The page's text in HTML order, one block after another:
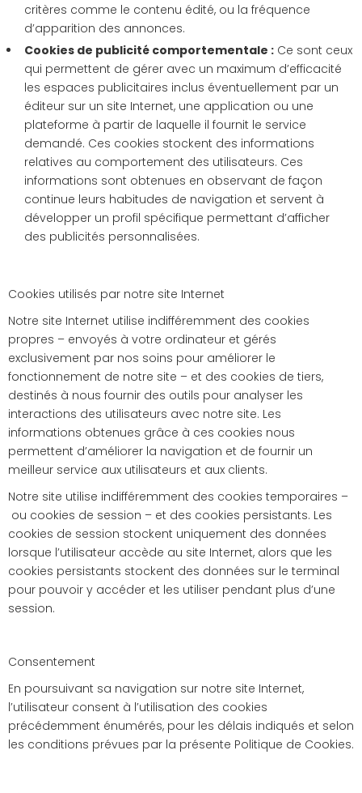
critères comme le contenu édité, ou la fréquence
d’apparition des annonces.
Cookies de publicité comportementale : Ce sont ceux
qui permettent de gérer avec un maximum d’efficacité
les espaces publicitaires inclus éventuellement par un
éditeur sur un site Internet, une application ou une
plateforme à partir de laquelle il fournit le service
demandé. Ces cookies stockent des informations
relatives au comportement des utilisateurs. Ces
informations sont obtenues en observant de façon
continue leurs habitudes de navigation et servent à
développer un profil spécifique permettant d’afficher
des publicités personnalisées.
Cookies utilisés par notre site Internet
Notre site Internet utilise indifféremment des cookies
propres – envoyés à votre ordinateur et gérés
exclusivement par nos soins pour améliorer le
fonctionnement de notre site – et des cookies de tiers,
destinés à nous fournir des outils pour analyser les
interactions des utilisateurs avec notre site. Les
informations obtenues grâce à ces cookies nous
permettent d’améliorer la navigation et de fournir un
meilleur service aux utilisateurs et aux clients.
Notre site utilise indifféremment des cookies temporaires –
ou cookies de session – et des cookies persistants. Les
cookies de session stockent uniquement des données
lorsque l’utilisateur accède au site Internet, alors que les
cookies persistants stockent des données sur le terminal
pour pouvoir y accéder et les utiliser pendant plus d’une
session.
Consentement
En poursuivant sa navigation sur notre site Internet,
l’utilisateur consent à l’utilisation des cookies
précédemment énumérés, pour les délais indiqués et selon
les conditions prévues par la présente Politique de Cookies.